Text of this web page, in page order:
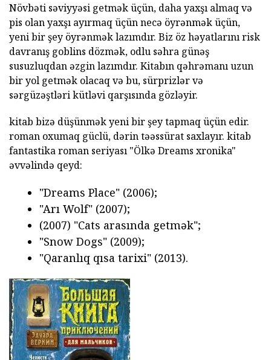
Növbəti səviyyəsi getmək üçün, daha yaxşı almaq və
pis olan yaxşı ayırmaq üçün necə öyrənmək üçün,
yeni bir şey öyrənmək lazımdır. Biz öz həyatlarını risk
davranış goblins dözmək, odlu səhra günəş
susuzluqdan əzgin lazımdır. Kitabın qəhrəmanı uzun
bir yol getmək olacaq və bu, sürprizlər və
sərgüzəştləri kütləvi qarşısında gözləyir.
kitab bizə düşünmək yeni bir şey tapmaq üçün edir.
roman oxumaq güclü, dərin təəssürat saxlayır. kitab
fantastika roman seriyası "Ölkə Dreams xronika"
əvvəlində qeyd:
"Dreams Place" (2006);
"Arı Wolf" (2007);
(2007) "Cats arasında getmək";
"Snow Dogs" (2009);
"Qaranlıq qısa tarixi" (2013).